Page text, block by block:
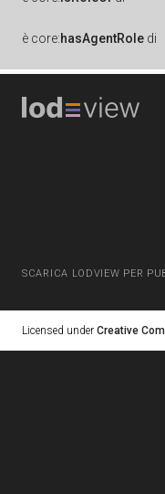
è core:hasAgentRole di
SCARICA LODVIEW PER
Licensed under Creative